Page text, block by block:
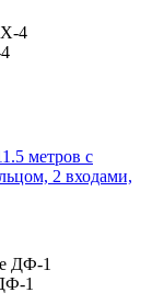
метров c
2 входами,
1